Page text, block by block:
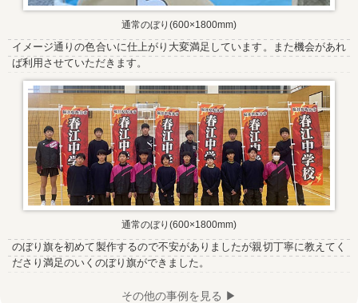
通常のぼり(600×1800mm)
イメージ通りの色合いに仕上がり大変満足しています。また機会があれ
ば利用させていただきます。
通常のぼり(600×1800mm)
のぼり旗を初めて製作するので不安がありましたが親切丁寧に教えてく
ださり満足のいくのぼり旗ができました。
その他の事例を見る ▶